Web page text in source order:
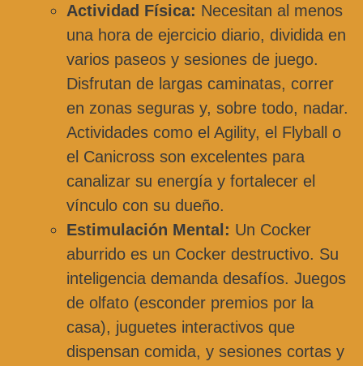
Actividad Física: Necesitan al menos
una hora de ejercicio diario, dividida en
varios paseos y sesiones de juego.
Disfrutan de largas caminatas, correr
en zonas seguras y, sobre todo, nadar.
Actividades como el Agility, el Flyball o
el Canicross son excelentes para
canalizar su energía y fortalecer el
vínculo con su dueño.
Estimulación Mental: Un Cocker
aburrido es un Cocker destructivo. Su
inteligencia demanda desafíos. Juegos
de olfato (esconder premios por la
casa), juguetes interactivos que
dispensan comida, y sesiones cortas y